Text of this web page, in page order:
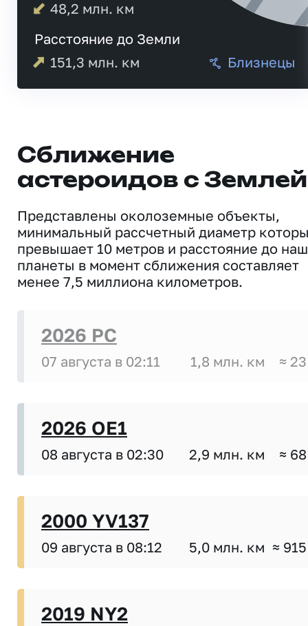
48,2 млн. км
Расстояние до Земли
151,3 млн. км Близнецы
Сближение
астероидов с Землей
Представлены околоземные объекты,
минимальный рассчетный диаметр
превышает 10 метров и расстояние до
планеты в момент сближения составляет
менее 7,5 миллиона километров.
2026 PC
07 августа в 02:11 1,8 млн. км ≈
2026 OE1
08 августа в 02:30 2,9 млн. км ≈
2000 YV137
09 августа в 08:12 5,0 млн. км ≈
2019 NY2